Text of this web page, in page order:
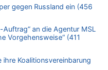
zu
Wer steckt hinter den
Russland?
zu
drei Autofahrern das
gegen Russland ein (456
an die Agentur MSL
Vorgehensweise“ (411
Koalitionsvereinbarung